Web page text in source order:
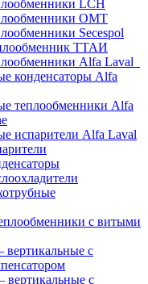
LCH
OMT
Secespol
ТТАИ
Alfa Laval
конденсаторы Alfa
теплообменники Alfa
испарители Alfa Laval
с витыми
с
с